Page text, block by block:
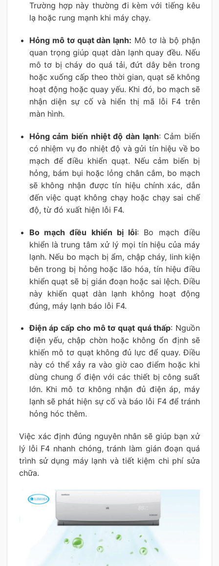
Trường hợp này thường đi kèm với tiếng kêu
lạ hoặc rung mạnh khi máy chạy.
Hỏng mô tơ quạt dàn lạnh: Mô tơ là bộ phận
quan trọng giúp quạt dàn lạnh quay đều. Nếu
mô tơ bị cháy do quá tải, đứt dây bên trong
hoặc xuống cấp theo thời gian, quạt sẽ không
hoạt động hoặc quay yếu. Khi đó, bo mạch sẽ
nhận diện sự cố và hiển thị mã lỗi F4 trên
màn hình.
Hỏng cảm biến nhiệt độ dàn lạnh: Cảm biến
có nhiệm vụ đo nhiệt độ và gửi tín hiệu về bo
mạch để điều khiển quạt. Nếu cảm biến bị
hỏng, bám bụi hoặc lỏng chân cắm, bo mạch
sẽ không nhận được tín hiệu chính xác, dẫn
đến việc quạt không chạy hoặc chạy sai chế
độ, từ đó xuất hiện lỗi F4.
Bo mạch điều khiển bị lỗi: Bo mạch điều
khiển là trung tâm xử lý mọi tín hiệu của máy
lạnh. Nếu bo mạch bị ẩm, chập cháy, linh kiện
bên trong bị hỏng hoặc lão hóa, tín hiệu điều
khiển quạt sẽ bị gián đoạn hoặc sai lệch. Điều
này khiến quạt dàn lạnh không hoạt động
đúng, máy lạnh báo lỗi F4.
Điện áp cấp cho mô tơ quạt quá thấp: Nguồn
điện yếu, chập chờn hoặc không ổn định sẽ
khiến mô tơ quạt không đủ lực để quay. Điều
này có thể xảy ra vào giờ cao điểm hoặc khi
dùng chung ổ điện với các thiết bị công suất
lớn. Khi mô tơ không nhận đủ điện áp, máy
lạnh sẽ phát hiện sự cố và báo lỗi F4 để tránh
hỏng hóc thêm.
Việc xác định đúng nguyên nhân sẽ giúp bạn xử
lý lỗi F4 nhanh chóng, tránh làm gián đoạn quá
trình sử dụng máy lạnh và tiết kiệm chi phí sửa
chữa.